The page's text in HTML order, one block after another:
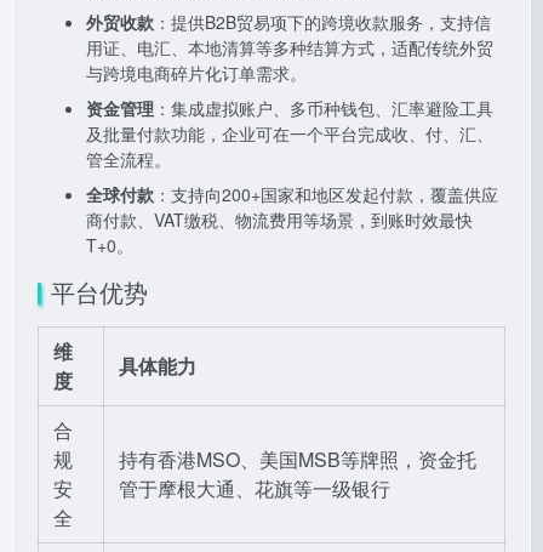
外贸收款 ：提供B2B贸易项下的跨境收款服务，支持信
用证、电汇、本地清算等多种结算方式，适配传统外贸
与跨境电商碎片化订单需求。
资金管理 ：集成虚拟账户、多币种钱包、汇率避险工具
及批量付款功能，企业可在一个平台完成收、付、汇、
管全流程。
全球付款 ：支持向200+国家和地区发起付款，覆盖供应
商付款、VAT缴税、物流费用等场景，到账时效最快
T+0。
平台优势
维
度
具体能力
合
规
安
全
持有香港MSO、美国MSB等牌照，资金托
管于摩根大通、花旗等一级银行